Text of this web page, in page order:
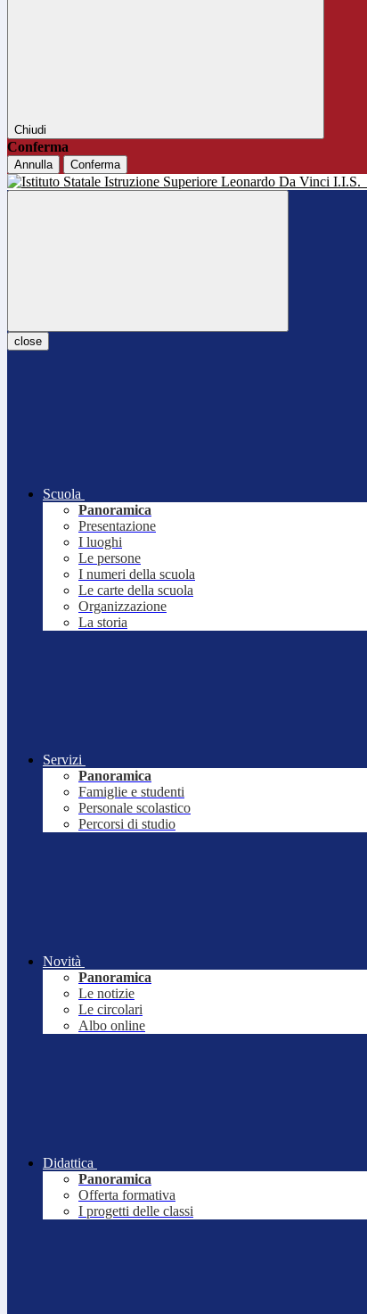
Chiudi
Conferma
Annulla Conferma
I.I.S.
close
Scuola
Panoramica
Presentazione
I luoghi
Le persone
I numeri della scuola
Le carte della scuola
Organizzazione
La storia
Servizi
Panoramica
Famiglie e studenti
Personale scolastico
Percorsi di studio
Novità
Panoramica
Le notizie
Le circolari
Albo online
Didattica
Panoramica
Offerta formativa
I progetti delle classi